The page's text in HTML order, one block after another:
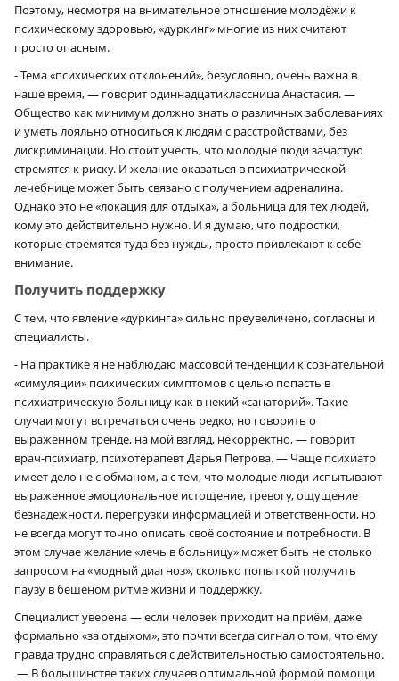
Поэтому, несмотря на внимательное отношение молодёжи к
психическому здоровью, «дуркинг» многие из них считают
просто опасным.
- Тема «психических отклонений», безусловно, очень важна в
наше время, — говорит одиннадцатиклассница Анастасия. —
Общество как минимум должно знать о различных заболеваниях
и уметь лояльно относиться к людям с расстройствами, без
дискриминации. Но стоит учесть, что молодые люди зачастую
стремятся к риску. И желание оказаться в психиатрической
лечебнице может быть связано с получением адреналина.
Однако это не «локация для отдыха», а больница для тех людей,
кому это действительно нужно. И я думаю, что подростки,
которые стремятся туда без нужды, просто привлекают к себе
внимание.
Получить поддержку
С тем, что явление «дуркинга» сильно преувеличено, согласны и
специалисты.
- На практике я не наблюдаю массовой тенденции к сознательной
«симуляции» психических симптомов с целью попасть в
психиатрическую больницу как в некий «санаторий». Такие
случаи могут встречаться очень редко, но говорить о
выраженном тренде, на мой взгляд, некорректно, — говорит
врач-психиатр, психотерапевт Дарья Петрова. — Чаще психиатр
имеет дело не с обманом, а с тем, что молодые люди испытывают
выраженное эмоциональное истощение, тревогу, ощущение
безнадёжности, перегрузки информацией и ответственности, но
не всегда могут точно описать своё состояние и потребности. В
этом случае желание «лечь в больницу» может быть не столько
запросом на «модный диагноз», сколько попыткой получить
паузу в бешеном ритме жизни и поддержку.
Специалист уверена — если человек приходит на приём, даже
формально «за отдыхом», это почти всегда сигнал о том, что ему
правда трудно справляться с действительностью самостоятельно.
— В большинстве таких случаев оптимальной формой помощи